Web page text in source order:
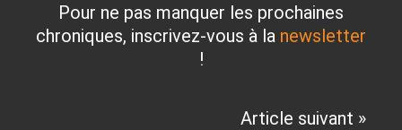
Pour ne pas manquer les prochaines
chroniques, inscrivez-vous à la newsletter
!
Article suivant »